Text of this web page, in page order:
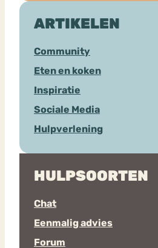
ARTIKELEN
Community
Eten en koken
Inspiratie
Sociale Media
Hulpverlening
HULPSOORTEN
Chat
Eenmalig advies
Forum